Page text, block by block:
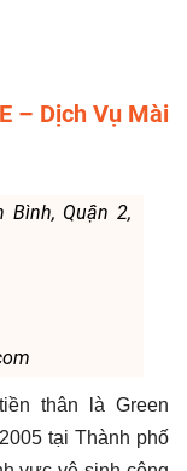
– Dịch Vụ Mài
Bình, Quận 2,
thân là Green
tại Thành phố